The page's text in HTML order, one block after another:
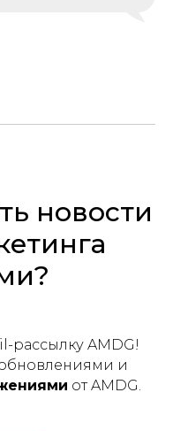
новости
рассылку AMDG!
и
от AMDG.